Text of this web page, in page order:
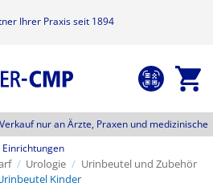
Ihrer Praxis seit 1894
nur an Ärzte, Praxen und medizinische
Einrichtungen
/ Urologie / Urinbeutel und Zubehör
Kinder